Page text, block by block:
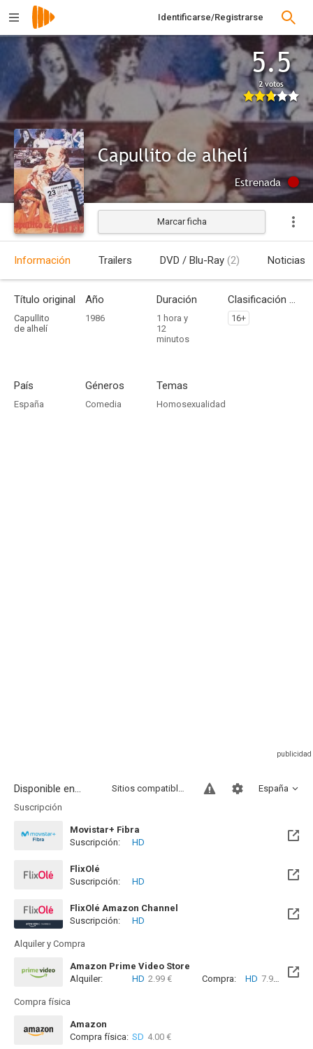
Identificarse/Registrarse
5.5
2 votos
Capullito de alhelí
Estrenada
Marcar ficha
Información Trailers DVD / Blu-Ray (2) Noticias
Título original
Capullito
de alhelí
Año
1986
Duración
1 hora y
12
minutos
Clasificación por edades
16+
País
España
Géneros
Comedia
Temas
Homosexualidad
Disponible en... España
Sitios compatibles
Suscripción
Movistar+ Fibra
Disponible hasta el Vie, 01 Ene 2100 (Quedan 73 años)
Suscripción: HD
FlixOlé
Suscripción:
HD
FlixOlé Amazon Channel
Suscripción:
HD
Alquiler y Compra
Amazon Prime Video Store
Alquiler:
HD 2.99 € Compra: HD 7.99 €
Compra física
Amazon
Compra física: SD 4.00 €